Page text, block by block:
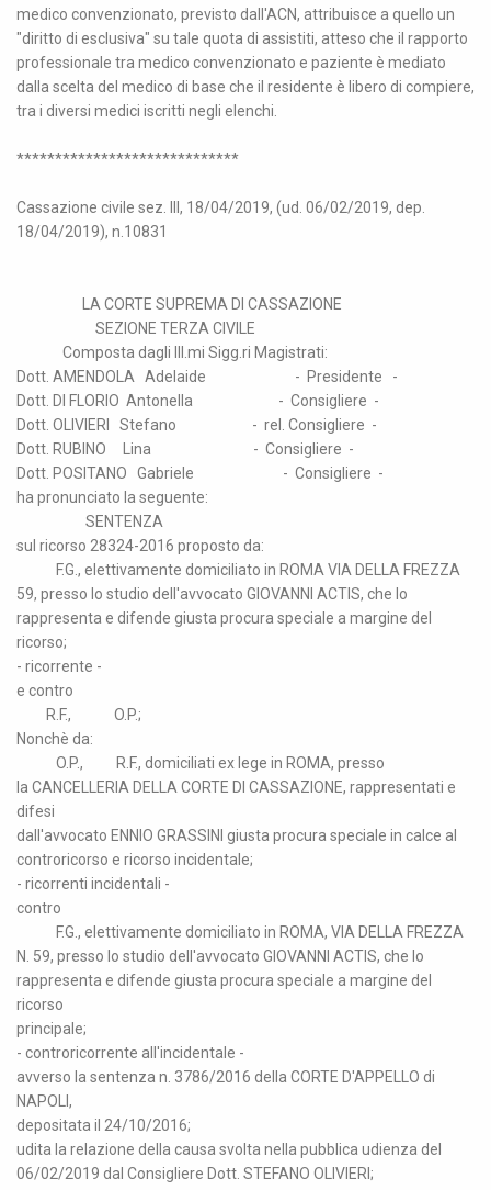
medico convenzionato, previsto dall'ACN, attribuisce a quello un
"diritto di esclusiva" su tale quota di assistiti, atteso che il rapporto
professionale tra medico convenzionato e paziente è mediato
dalla scelta del medico di base che il residente è libero di compiere,
tra i diversi medici iscritti negli elenchi.
*****************************
Cassazione civile sez. III, 18/04/2019, (ud. 06/02/2019, dep.
18/04/2019), n.10831
LA CORTE SUPREMA DI CASSAZIONE
SEZIONE TERZA CIVILE
Composta dagli Ill.mi Sigg.ri Magistrati:
Dott. AMENDOLA Adelaide - Presidente -
Dott. DI FLORIO Antonella - Consigliere -
Dott. OLIVIERI Stefano - rel. Consigliere -
Dott. RUBINO Lina - Consigliere -
Dott. POSITANO Gabriele - Consigliere -
ha pronunciato la seguente:
SENTENZA
sul ricorso 28324-2016 proposto da:
F.G., elettivamente domiciliato in ROMA VIA DELLA FREZZA
59, presso lo studio dell'avvocato GIOVANNI ACTIS, che lo
rappresenta e difende giusta procura speciale a margine del
ricorso;
- ricorrente -
e contro
R.F., O.P.;
Nonchè da:
O.P., R.F., domiciliati ex lege in ROMA, presso
la CANCELLERIA DELLA CORTE DI CASSAZIONE, rappresentati e
difesi
dall'avvocato ENNIO GRASSINI giusta procura speciale in calce al
controricorso e ricorso incidentale;
- ricorrenti incidentali -
contro
F.G., elettivamente domiciliato in ROMA, VIA DELLA FREZZA
N. 59, presso lo studio dell'avvocato GIOVANNI ACTIS, che lo
rappresenta e difende giusta procura speciale a margine del
ricorso
principale;
- controricorrente all'incidentale -
avverso la sentenza n. 3786/2016 della CORTE D'APPELLO di
NAPOLI,
depositata il 24/10/2016;
udita la relazione della causa svolta nella pubblica udienza del
06/02/2019 dal Consigliere Dott. STEFANO OLIVIERI;